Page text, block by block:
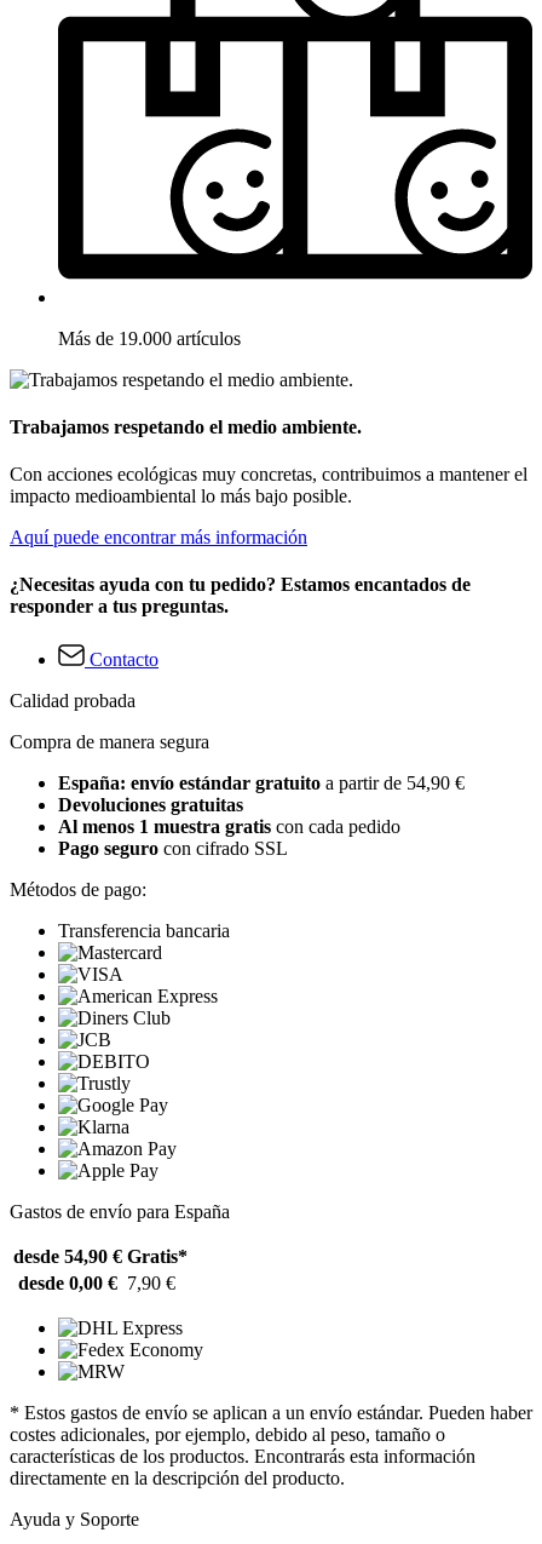
Más de 19.000 artículos
Trabajamos respetando el medio ambiente.
Con acciones ecológicas muy concretas, contribuimos a mantener el
impacto medioambiental lo más bajo posible.
Aquí puede encontrar más información
¿Necesitas ayuda con tu pedido? Estamos encantados de
responder a tus preguntas.
Contacto
Calidad probada
Compra de manera segura
España: envío estándar gratuito a partir de 54,90 €
Devoluciones gratuitas
Al menos 1 muestra gratis con cada pedido
Pago seguro con cifrado SSL
Métodos de pago:
Transferencia bancaria
Gastos de envío para España
desde 54,90 € Gratis*
desde 0,00 € 7,90 €
* Estos gastos de envío se aplican a un envío estándar. Pueden haber
costes adicionales, por ejemplo, debido al peso, tamaño o
características de los productos. Encontrarás esta información
directamente en la descripción del producto.
Ayuda y Soporte